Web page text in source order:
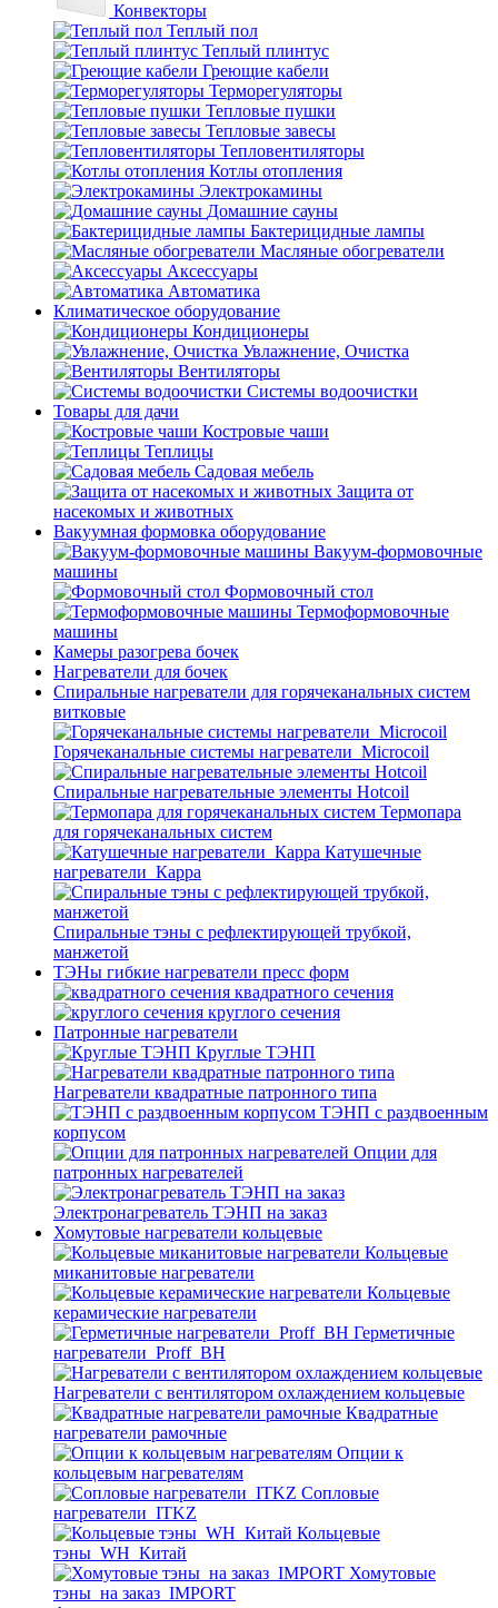
Конвекторы
Теплый пол
Теплый плинтус
Греющие кабели
Терморегуляторы
Тепловые пушки
Тепловые завесы
Тепловентиляторы
Котлы отопления
Электрокамины
Домашние сауны
Бактерицидные лампы
Масляные обогреватели
Аксессуары
Автоматика
Климатическое оборудование
Кондиционеры
Увлажнение, Очистка
Вентиляторы
Системы водоочистки
Товары для дачи
Костровые чаши
Теплицы
Садовая мебель
Защита от
насекомых и животных
Вакуумная формовка оборудование
Вакуум-формовочные
машины
Формовочный стол
Термоформовочные
машины
Камеры разогрева бочек
Нагреватели для бочек
Спиральные нагреватели для горячеканальных систем
витковые
Горячеканальные системы нагреватели_Microcoil
Спиральные нагревательные элементы Hotcoil
Термопара
для горячеканальных систем
Катушечные
нагреватели_Карра
Спиральные тэны с рефлектирующей трубкой,
манжетой
ТЭНы гибкие нагреватели пресс форм
квадратного сечения
круглого сечения
Патронные нагреватели
Круглые ТЭНП
Нагреватели квадратные патронного типа
ТЭНП с раздвоенным
корпусом
Опции для
патронных нагревателей
Электронагреватель ТЭНП на заказ
Хомутовые нагреватели кольцевые
Кольцевые
миканитовые нагреватели
Кольцевые
керамические нагреватели
Герметичные
нагреватели_Proff_BH
Нагреватели с вентилятором охлаждением кольцевые
Квадратные
нагреватели рамочные
Опции к
кольцевым нагревателям
Cопловые
нагреватели_ITKZ
Кольцевые
тэны_WH_Китай
Хомутовые
тэны_на заказ_IMPORT